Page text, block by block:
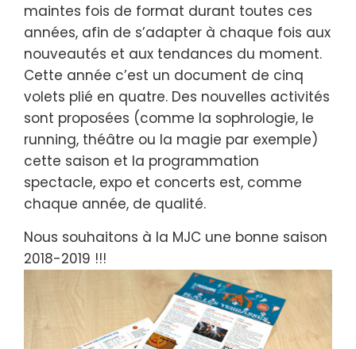
maintes fois de format durant toutes ces
années, afin de s’adapter à chaque fois aux
nouveautés et aux tendances du moment.
Cette année c’est un document de cinq
volets plié en quatre. Des nouvelles activités
sont proposées (comme la sophrologie, le
running, théâtre ou la magie par exemple)
cette saison et la programmation
spectacle, expo et concerts est, comme
chaque année, de qualité.
Nous souhaitons à la MJC une bonne saison
2018-2019 !!!